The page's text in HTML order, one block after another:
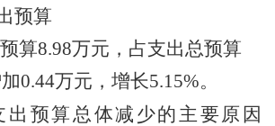
预算
算8.98万元 ，占支出总预算
0.44万元，增长5.15%。
出预算总体减少的主要原因